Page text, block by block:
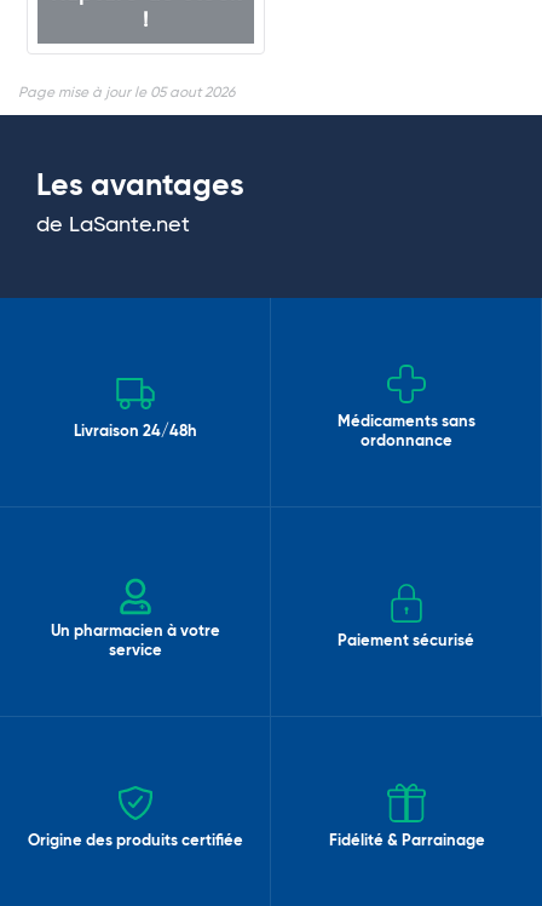
!
Page mise à jour le 05 aout 2026
Les avantages
de LaSante.net
Livraison 24/48h
Médicaments sans
ordonnance
Un pharmacien à votre
service
Paiement sécurisé
Origine des produits certifiée Fidélité & Parrainage